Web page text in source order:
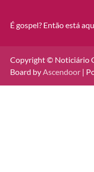
É gospel? Então está
Copyright © Noticiário
Board byAscendoor |